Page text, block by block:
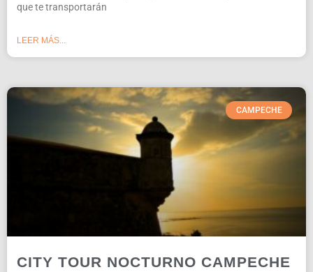
que te transportarán
LEER MÁS...
CAMPECHE
CITY TOUR NOCTURNO CAMPECHE